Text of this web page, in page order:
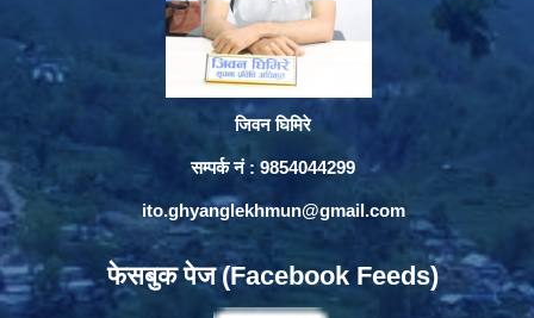
जिवन घिमिरे
सम्पर्क नं : 9854044299
ito.ghyanglekhmun@gmail.com
फेसबुक पेज (Facebook Feeds)